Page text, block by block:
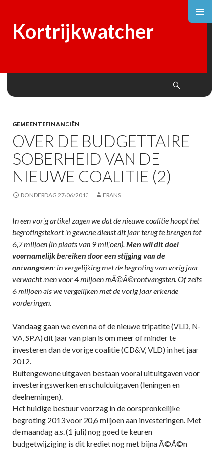
Kortrijkwatcher
GEMEENTEFINANCIËN
OVER DE BUDGETTAIRE
SOBERHEID VAN DE
NIEUWE COALITIE (2)
DONDERDAG 27/06/2013 FRANS
In een vorig artikel zagen we dat de nieuwe coalitie hoopt het
begrotingstekort in gewone dienst dit jaar terug te brengen tot
6,7 miljoen (in plaats van 9 miljoen).Men wil dit doel
voornamelijk bereiken door een stijging van de
ontvangsten: in vergelijking met de begroting van vorig jaar
verwacht men voor 4 miljoen mÃ©Ã©rontvangsten. Of zelfs
6 miljoen als we vergelijken met de vorig jaar erkende
vorderingen.
Vandaag gaan we even na of de nieuwe tripatite (VLD, N-
VA, SP.A) dit jaar van plan is om meer of minder te
investeren dan de vorige coalitie (CD&V, VLD) in het jaar
2012.
Buitengewone uitgaven bestaan vooral uit uitgaven voor
investeringswerken en schulduitgaven (leningen en
deelnemingen).
Het huidige bestuur voorzag in de oorspronkelijke
begroting 2013 voor 20,6 miljoen aan investeringen. Met
de maandag a.s. (1 juli) nog goed te keuren
budgetwijziging is dit krediet nog met bijna Ã©Ã©n